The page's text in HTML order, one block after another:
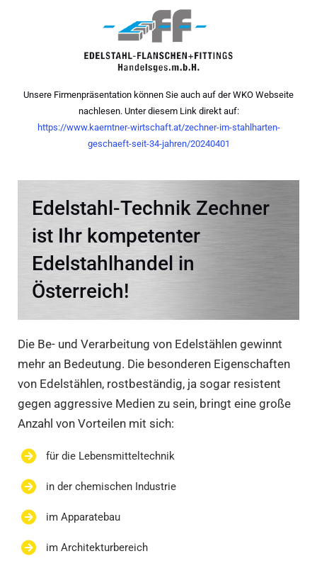
Unsere Firmenpräsentation können Sie auch auf der WKO Webseite
nachlesen. Unter diesem Link direkt auf:
https://www.kaerntner-wirtschaft.at/zechner-im-stahlharten-
geschaeft-seit-34-jahren/20240401
Edelstahl-Technik Zechner
ist Ihr kompetenter
Edelstahlhandel in
Österreich!
Die Be- und Verarbeitung von Edelstählen gewinnt
mehr an Bedeutung. Die besonderen Eigenschaften
von Edelstählen, rostbeständig, ja sogar resistent
gegen aggressive Medien zu sein, bringt eine große
Anzahl von Vorteilen mit sich:
für die Lebensmitteltechnik
in der chemischen Industrie
im Apparatebau
im Architekturbereich